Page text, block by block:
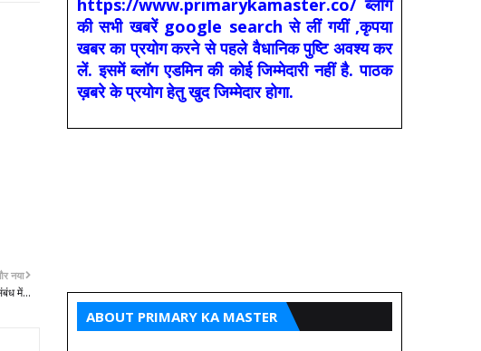
नया
में...
https://www.primarykamaster.co/ ब्लॉग
की सभी खबरें google search से लीं गयीं ,कृपया
खबर का प्रयोग करने से पहले वैधानिक पुष्टि अवश्य कर
लें. इसमें ब्लॉग एडमिन की कोई जिम्मेदारी नहीं है. पाठक
ख़बरे के प्रयोग हेतु खुद जिम्मेदार होगा.
ABOUT PRIMARY KA MASTER